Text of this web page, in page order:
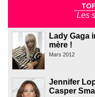
Les
Lady Gaga
mère !
Mars 2012
Jennifer
Casper